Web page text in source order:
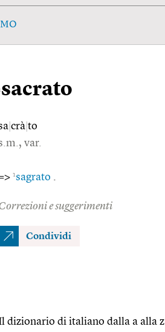
sacrato
crà to
var.
1sagrato .
e suggerimenti
Condividi
dizionario di italiano dalla a alla z